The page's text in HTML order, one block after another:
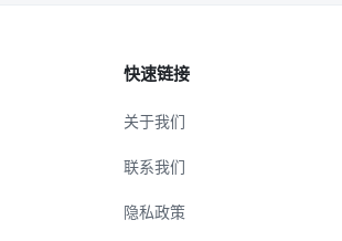
快速链接
关于我们
联系我们
隐私政策